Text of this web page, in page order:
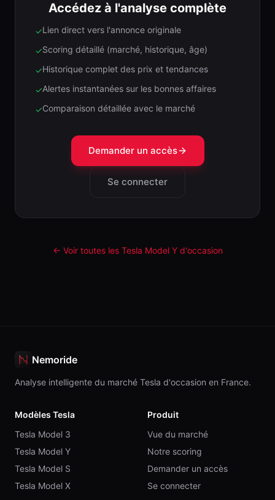
Accédez à l'analyse complète
✓Lien direct vers l'annonce originale
✓Scoring détaillé (marché, historique, âge)
✓Historique complet des prix et tendances
✓Alertes instantanées sur les bonnes affaires
✓Comparaison détaillée avec le marché
Demander un accès
Se connecter
← Voir toutes les Tesla Model Yd'occasion
Nemoride
Analyse intelligente du marché Tesla d'occasion en France.
Modèles Tesla
Tesla Model 3
Tesla Model Y
Tesla Model S
Tesla Model X
Produit
Vue du marché
Notre scoring
Demander un accès
Se connecter